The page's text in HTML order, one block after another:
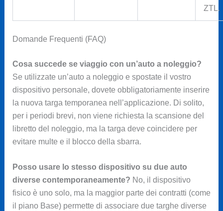
ZTL.
Domande Frequenti (FAQ)
Cosa succede se viaggio con un’auto a noleggio?
Se utilizzate un’auto a noleggio e spostate il vostro
dispositivo personale, dovete obbligatoriamente inserire
la nuova targa temporanea nell’applicazione. Di solito,
per i periodi brevi, non viene richiesta la scansione del
libretto del noleggio, ma la targa deve coincidere per
evitare multe e il blocco della sbarra.
Posso usare lo stesso dispositivo su due auto
diverse contemporaneamente? No, il dispositivo
fisico è uno solo, ma la maggior parte dei contratti (come
il piano Base) permette di associare due targhe diverse